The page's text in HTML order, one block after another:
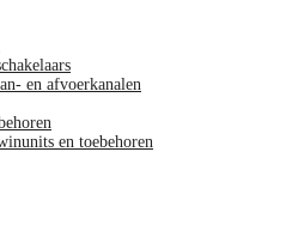
en afvoerkanalen
en toebehoren